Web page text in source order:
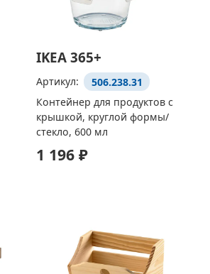
IKEA 365+
Артикул:
506.238.31
Контейнер для продуктов с
крышкой, круглой формы/
стекло, 600 мл
1 196 ₽